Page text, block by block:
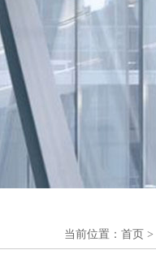
当前位置：首页 >